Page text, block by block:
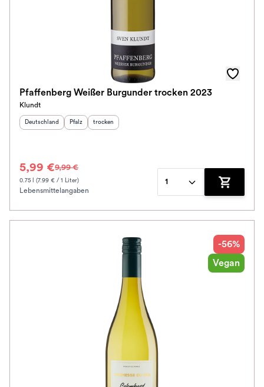
Schmeckt nach
Pfaffenberg Weißer Burgunder trocken 2023
Klundt
Herkunftsland
Deutschland Herkunftsregion
Pfalz Geschmack
trocken
5,99 €9,99 €
0.75 l (7.99 € / 1 Liter)
Lebensmittelangaben
1
Zum
-56%
Vegan